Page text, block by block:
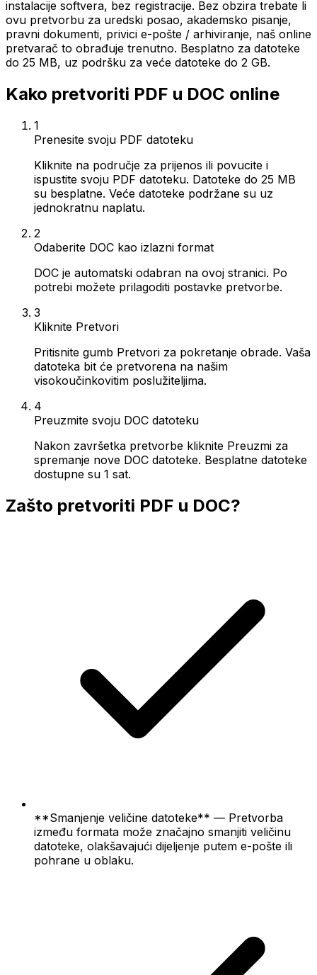
instalacije softvera, bez registracije. Bez obzira trebate li
ovu pretvorbu za uredski posao, akademsko pisanje,
pravni dokumenti, privici e-pošte / arhiviranje, naš online
pretvarač to obrađuje trenutno. Besplatno za datoteke
do 25 MB, uz podršku za veće datoteke do 2 GB.
Kako pretvoriti PDF u DOC online
1
Prenesite svoju PDF datoteku
Kliknite na područje za prijenos ili povucite i
ispustite svoju PDF datoteku. Datoteke do 25 MB
su besplatne. Veće datoteke podržane su uz
jednokratnu naplatu.
2
Odaberite DOC kao izlazni format
DOC je automatski odabran na ovoj stranici. Po
potrebi možete prilagoditi postavke pretvorbe.
3
Kliknite Pretvori
Pritisnite gumb Pretvori za pokretanje obrade. Vaša
datoteka bit će pretvorena na našim
visokoučinkovitim poslužiteljima.
4
Preuzmite svoju DOC datoteku
Nakon završetka pretvorbe kliknite Preuzmi za
spremanje nove DOC datoteke. Besplatne datoteke
dostupne su 1 sat.
Zašto pretvoriti PDF u DOC?
**Smanjenje veličine datoteke** — Pretvorba
između formata može značajno smanjiti veličinu
datoteke, olakšavajući dijeljenje putem e-pošte ili
pohrane u oblaku.